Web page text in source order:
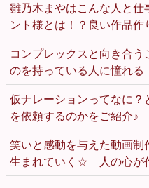
雛乃木まやはこんな人と
ント様とは！？良い作品
コンプレックスと向き合
のを持っている人に憧れ
仮ナレーションってなに
を依頼するのかをご紹介♪
笑いと感動を与えた動画制
生まれていく☆ 人の心が